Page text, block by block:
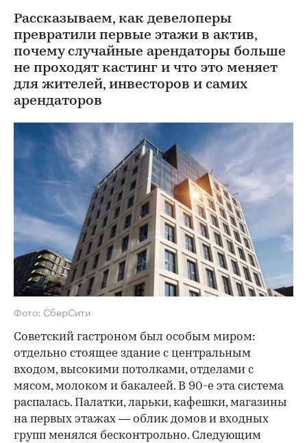
Рассказываем, как девелоперы
превратили первые этажи в актив,
почему случайные арендаторы больше
не проходят кастинг и что это меняет
для жителей, инвесторов и самих
арендаторов
Фото: СберСити
Советский гастроном был особым миром:
отдельно стоящее здание с центральным
входом, высокими потолками, отделами с
мясом, молоком и бакалеей. В 90-е эта система
распалась. Палатки, ларьки, кафешки, магазины
на первых этажах — облик домов и входных
групп менялся бесконтрольно. Следующим